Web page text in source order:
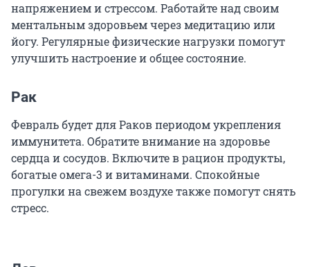
напряжением и стрессом. Работайте над своим
ментальным здоровьем через медитацию или
йогу. Регулярные физические нагрузки помогут
улучшить настроение и общее состояние.
Рак
Февраль будет для Раков периодом укрепления
иммунитета. Обратите внимание на здоровье
сердца и сосудов. Включите в рацион продукты,
богатые омега-3 и витаминами. Спокойные
прогулки на свежем воздухе также помогут снять
стресс.